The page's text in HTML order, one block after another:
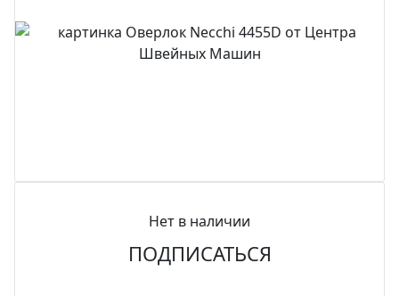
Нет в наличии
ПОДПИСАТЬСЯ